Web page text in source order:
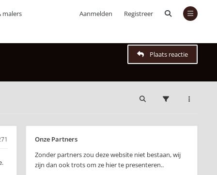
Aanmelden Registreer
malers
Plaats reactie
Onze Partners
Zonder partners zou deze website niet bestaan, wij
zijn dan ook trots om ze hier te presenteren..